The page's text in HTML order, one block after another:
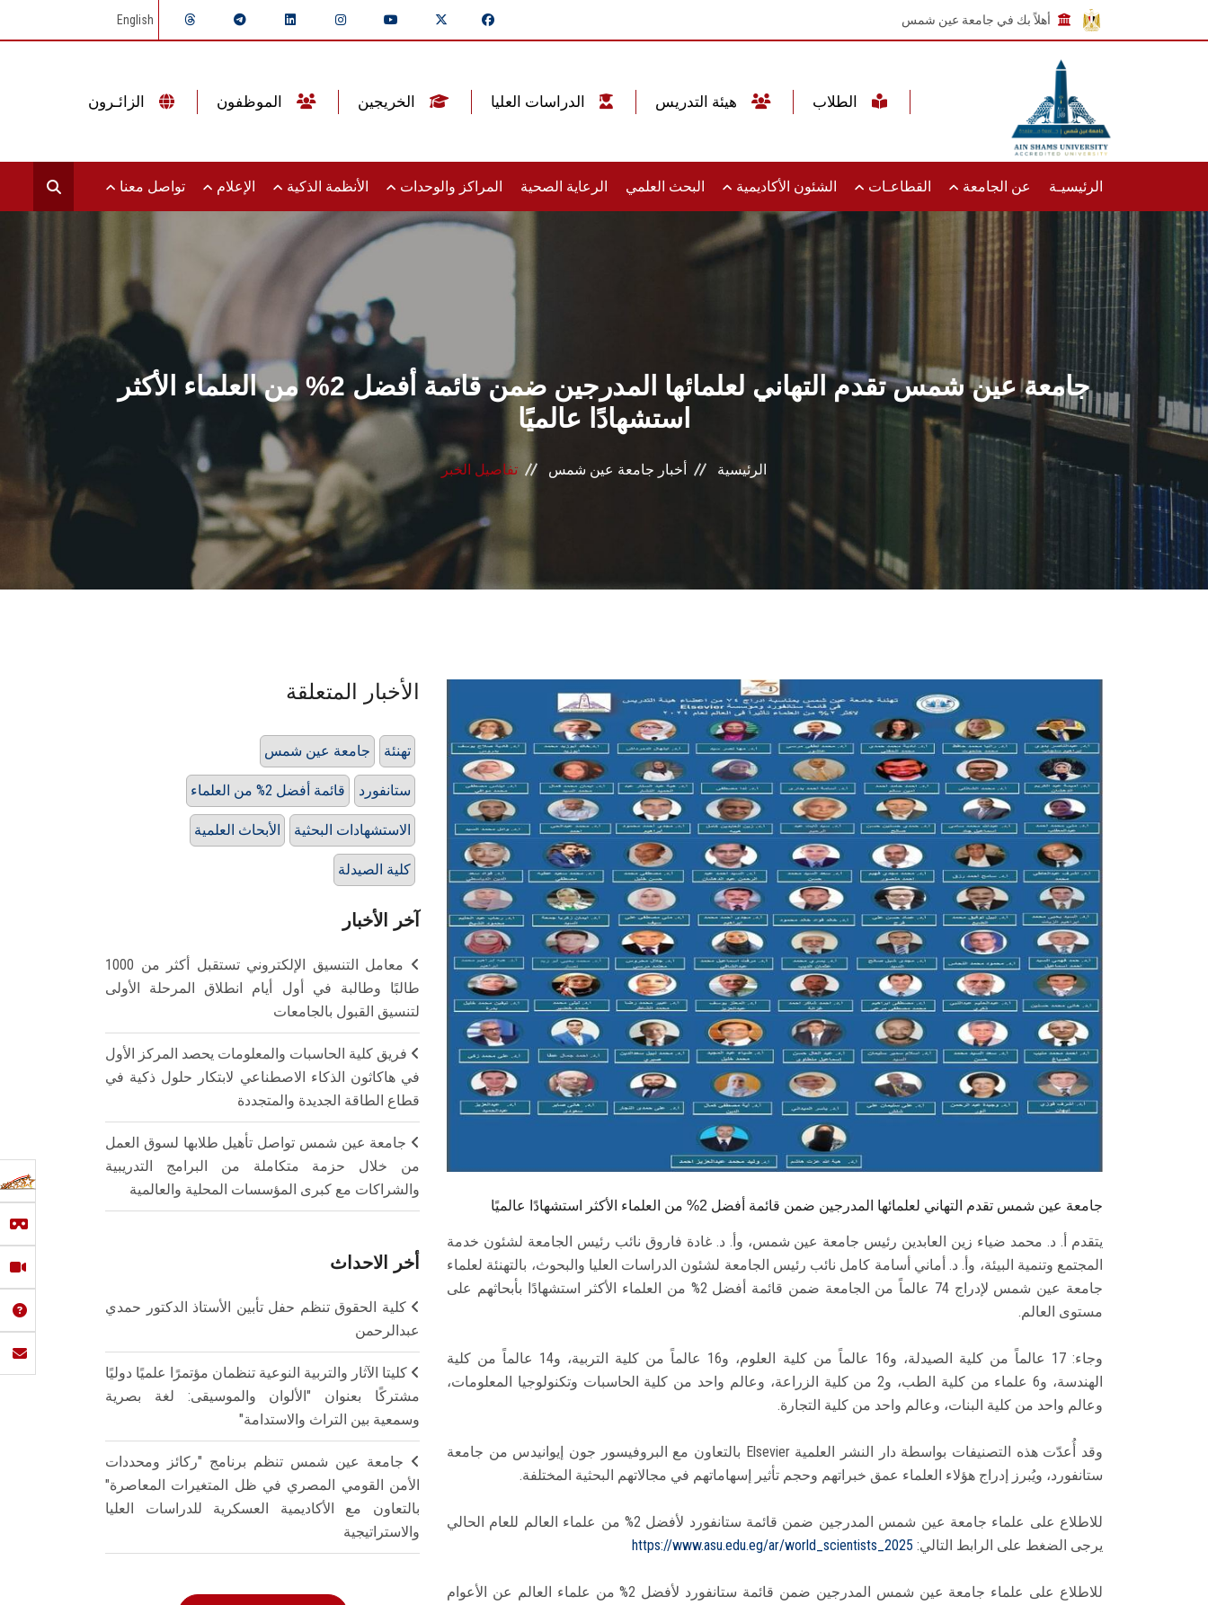
أهلاً بك في جامعة عين شمس English
الرئيسيـة عن الجامعة القطاعـات الشئون الأكاديمية البحث العلمي الرعاية الصحية المراكز والوحدات الأنظمة الذكية الإعلام تواصل معنا
جامعة عين شمس تقدم التهاني لعلمائها المدرجين ضمن قائمة أفضل 2% من العلماء الأكثر
استشهادًا عالميًا
الرئيسية أخبار جامعة عين شمس تفاصيل الخبر
جامعة عين شمس تقدم التهاني لعلمائها المدرجين ضمن قائمة أفضل 2% من العلماء الأكثر استشهادًا عالميًا
يتقدم أ. د. محمد ضياء زين العابدين رئيس جامعة عين شمس، وأ. د. غادة فاروق نائب رئيس الجامعة لشئون خدمة
المجتمع وتنمية البيئة، وأ. د. أماني أسامة كامل نائب رئيس الجامعة لشئون الدراسات العليا والبحوث، بالتهنئة لعلماء
جامعة عين شمس لإدراج 74 عالماً من الجامعة ضمن قائمة أفضل 2% من العلماء الأكثر استشهادًا بأبحاثهم على
مستوى العالم.
وجاء: 17 عالماً من كلية الصيدلة، و16 عالماً من كلية العلوم، و16 عالماً من كلية التربية، و14 عالماً من كلية
الهندسة، و6 علماء من كلية الطب، و2 من كلية الزراعة، وعالم واحد من كلية الحاسبات وتكنولوجيا المعلومات،
وعالم واحد من كلية البنات، وعالم واحد من كلية التجارة.
وقد أُعدّت هذه التصنيفات بواسطة دار النشر العلمية Elsevier بالتعاون مع البروفيسور جون إيوانيدس من جامعة
ستانفورد، ويُبرز إدراج هؤلاء العلماء عمق خبراتهم وحجم تأثير إسهاماتهم في مجالاتهم البحثية المختلفة.
للاطلاع على علماء جامعة عين شمس المدرجين ضمن قائمة ستانفورد لأفضل 2% من علماء العالم للعام الحالي
يرجى الضغط على الرابط التالي: https://www.asu.edu.eg/ar/world_scientists_2025
للاطلاع على علماء جامعة عين شمس المدرجين ضمن قائمة ستانفورد لأفضل 2% من علماء العالم عن الأعوام
الأخبار المتعلقة
جامعة عين شمس تهنئة
قائمة أفضل 2% من العلماء ستانفورد
الأبحاث العلمية الاستشهادات البحثية
كلية الصيدلة
آخر الأخبار
معامل التنسيق الإلكتروني تستقبل أكثر من 1000
طالبًا وطالبة في أول أيام انطلاق المرحلة الأولى
لتنسيق القبول بالجامعات
فريق كلية الحاسبات والمعلومات يحصد المركز الأول
في هاكاثون الذكاء الاصطناعي لابتكار حلول ذكية في
قطاع الطاقة الجديدة والمتجددة
جامعة عين شمس تواصل تأهيل طلابها لسوق العمل
من خلال حزمة متكاملة من البرامج التدريبية
والشراكات مع كبرى المؤسسات المحلية والعالمية
أخر الاحداث
كلية الحقوق تنظم حفل تأبين الأستاذ الدكتور حمدي
عبدالرحمن
كليتا الآثار والتربية النوعية تنظمان مؤتمرًا علميًا دوليًا
مشتركًا بعنوان "الألوان والموسيقى: لغة بصرية
وسمعية بين التراث والاستدامة"
جامعة عين شمس تنظم برنامج "ركائز ومحددات
الأمن القومي المصري في ظل المتغيرات المعاصرة"
بالتعاون مع الأكاديمية العسكرية للدراسات العليا
والاستراتيجية